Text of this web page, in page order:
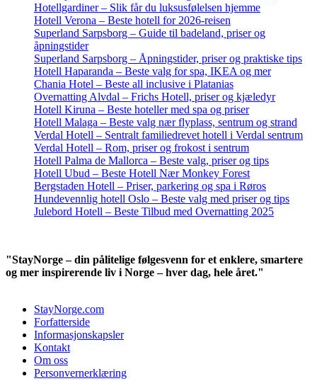
Hotellgardiner – Slik får du luksusfølelsen hjemme
Hotell Verona – Beste hotell for 2026-reisen
Superland Sarpsborg – Guide til badeland, priser og
åpningstider
Superland Sarpsborg – Åpningstider, priser og praktiske tips
Hotell Haparanda – Beste valg for spa, IKEA og mer
Chania Hotel – Beste all inclusive i Platanias
Overnatting Alvdal – Frichs Hotell, priser og kjæledyr
Hotell Kiruna – Beste hoteller med spa og priser
Hotell Malaga – Beste valg nær flyplass, sentrum og strand
Verdal Hotell – Sentralt familiedrevet hotell i Verdal sentrum
Verdal Hotell – Rom, priser og frokost i sentrum
Hotell Palma de Mallorca – Beste valg, priser og tips
Hotell Ubud – Beste Hotell Nær Monkey Forest
Bergstaden Hotell – Priser, parkering og spa i Røros
Hundevennlig hotell Oslo – Beste valg med priser og tips
Julebord Hotell – Beste Tilbud med Overnatting 2025
"StayNorge – din pålitelige følgesvenn for et enklere, smartere
og mer inspirerende liv i Norge – hver dag, hele året."
StayNorge.com
Forfatterside
Informasjonskapsler
Kontakt
Om oss
Personvernerklæring